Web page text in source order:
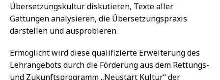
Übersetzungskultur diskutieren, Texte aller
Gattungen analysieren, die Übersetzungspraxis
darstellen und ausprobieren.
Ermöglicht wird diese qualifizierte Erweiterung des
Lehrangebots durch die Förderung aus dem Rettungs-
und Zukunftsprogramm „Neustart Kultur“ der